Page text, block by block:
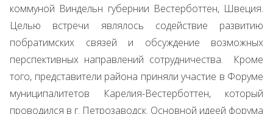
коммуной Виндельн губернии Вестерботтен, Швеция.
Целью встречи являлось содействие развитию
побратимских связей и обсуждение возможных
перспективных направлений сотрудничества. Кроме
того, представители района приняли участие в Форуме
муниципалитетов Карелия-Вестерботтен, который
проводился в г. Петрозаводск. Основной идеей форума